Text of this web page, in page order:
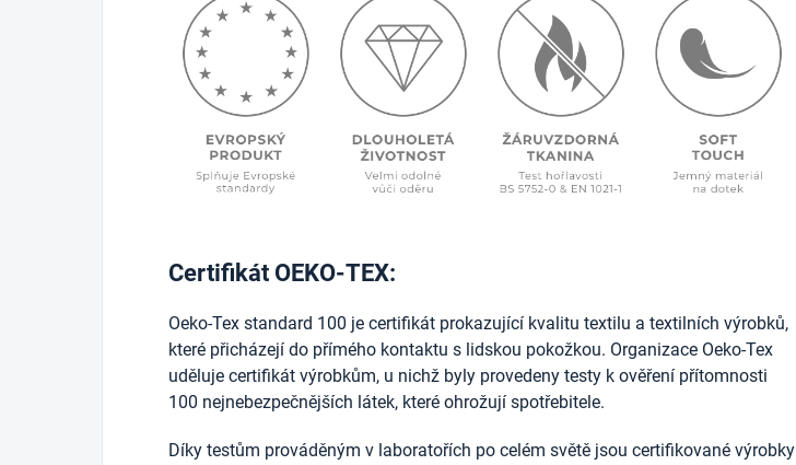
Certifikát OEKO-TEX:
Oeko-Tex standard 100 je certifikát prokazující kvalitu textilu a textilních výrobků,
které přicházejí do přímého kontaktu s lidskou pokožkou. Organizace Oeko-Tex
uděluje certifikát výrobkům, u nichž byly provedeny testy k ověření přítomnosti
100 nejnebezpečnějších látek, které ohrožují spotřebitele.
Díky testům prováděným v laboratořích po celém světě jsou certifikované výrobky